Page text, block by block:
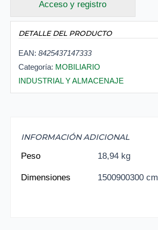
Acceso y registro
DETALLE DEL PRODUCTO
EAN: 8425437147333
Categoría: MOBILIARIO
INDUSTRIAL Y ALMACENAJE
INFORMACIÓN ADICIONAL
Peso
18,94 kg
Dimensiones 1500900300 cm